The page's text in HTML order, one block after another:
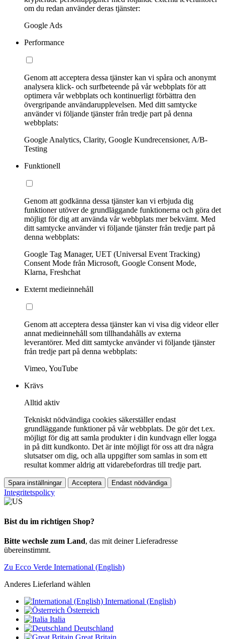
om du redan använder deras tjänster:
Google Ads
Performance
Genom att acceptera dessa tjänster kan vi spåra och anonymt
analysera klick- och surfbeteende på vår webbplats för att
optimera vår webbplats och kontinuerligt förbättra den
övergripande användarupplevelsen. Med ditt samtycke
använder vi följande tjänster från tredje part på denna
webbplats:
Google Analytics, Clarity, Google Kundrecensioner, A/B-
Testing
Funktionell
Genom att godkänna dessa tjänster kan vi erbjuda dig
funktioner utöver de grundläggande funktionerna och göra det
möjligt för dig att använda vår webbplats mer bekvämt. Med
ditt samtycke använder vi följande tjänster från tredje part på
denna webbplats:
Google Tag Manager, UET (Universal Event Tracking)
Consent Mode från Microsoft, Google Consent Mode,
Klarna, Freshchat
Externt medieinnehåll
Genom att acceptera dessa tjänster kan vi visa dig videor eller
annat medieinnehåll som tillhandahålls av externa
leverantörer. Med ditt samtycke använder vi följande tjänster
från tredje part på denna webbplats:
Vimeo, YouTube
Krävs
Alltid aktiv
Tekniskt nödvändiga cookies säkerställer endast
grundläggande funktioner på vår webbplats. De gör det t.ex.
möjligt för dig att samla produkter i din kundvagn eller logga
in på ditt kundkonto. Det är inte möjligt för oss att dra några
slutsatser om dig, och alla uppgifter som samlas in som ett
resultat kommer aldrig att vidarebefordras till tredje part.
Spara inställningar Acceptera Endast nödvändiga
Integritetspolicy
Bist du im richtigen Shop?
Bitte wechsle zum Land, das mit deiner Lieferadresse
übereinstimmt.
Zu Ecco Verde International (English)
Anderes Lieferland wählen
International (English)
Österreich
Italia
Deutschland
Great Britain